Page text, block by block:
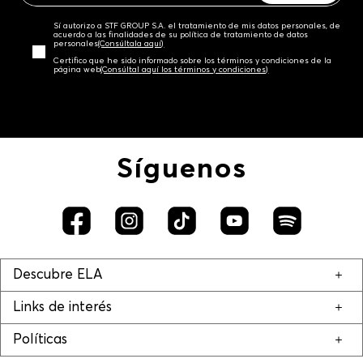
Sí autorizo a STF GROUP S.A. el tratamiento de mis datos personales, de
acuerdo a las finalidades de su política de tratamiento de datos
personales‎(Consúltala aquí)
Certifico que he sido informado sobre los términos y condiciones de la
página web‎(Consúltal aquí los términos y condiciones)
Síguenos
Descubre ELA
Links de interés
Políticas